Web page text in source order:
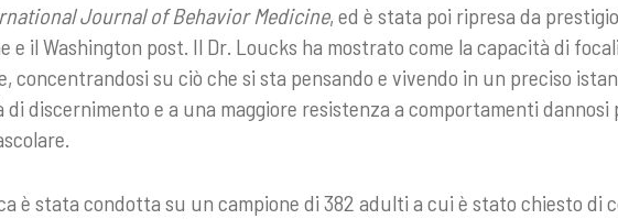
Journal of Behavior Medicine, ed è stata poi ripresa da
e il Washington post. Il Dr. Loucks ha mostrato come la capacità di
concentrandosi su ciò che si sta pensando e vivendo in un preciso
di discernimento e a una maggiore resistenza a comportamenti dannosi
è stata condotta su un campione di 382 adulti a cui è stato chiesto di